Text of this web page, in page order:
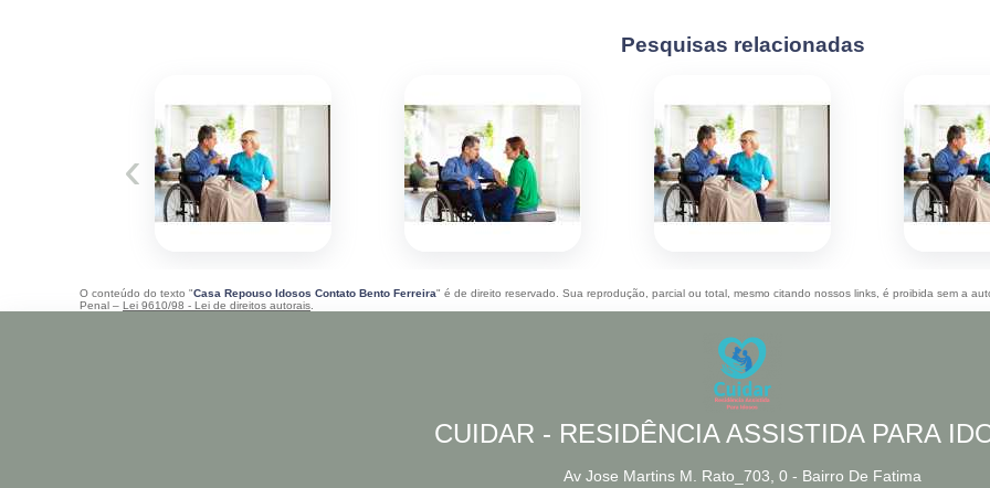
Pesquisas relacionadas
‹
O conteúdo do texto "Casa Repouso Idosos Contato Bento Ferreira" é de direito reservado. Sua reprodução, parcial ou total, mesmo citando nossos links, é proibida sem a
Penal – Lei 9610/98 - Lei de direitos autorais
CUIDAR - RESIDÊNCIA ASSISTIDA PARA
Av Jose Martins M. Rato_703, 0 - Bairro De Fatima